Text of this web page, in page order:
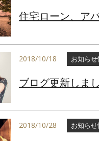
住宅ローン、ア
2018/10/18 お知らせ
ブログ更新しま
2018/10/28 お知らせ